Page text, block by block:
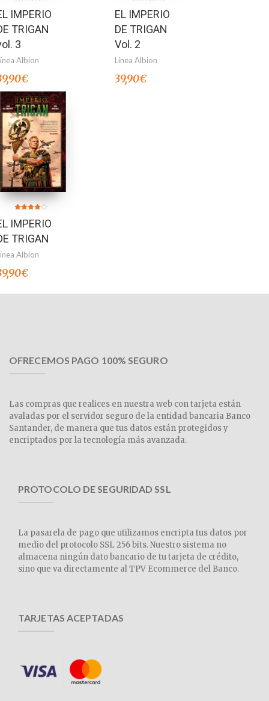
en
4.00
de 5
IMPERIO
TRIGAN
3
Albion
€
5.00
de 5
EL IMPERIO
DE TRIGAN
Vol. 2
Línea Albion
39,90€
en
4.00
de 5
IMPERIO
TRIGAN
Albion
€
OFRECEMOS PAGO 100% SEGURO
Las compras que realices en nuestra web con tarjeta están
avaladas por el servidor seguro de la entidad bancaria Banco
Santander, de manera que tus datos están protegidos y
encriptados por la tecnología más avanzada.
PROTOCOLO DE SEGURIDAD SSL
La pasarela de pago que utilizamos encripta tus datos por
medio del protocolo SSL 256 bits. Nuestro sistema no
almacena ningún dato bancario de tu tarjeta de crédito,
sino que va directamente al TPV Ecommerce del Banco.
TARJETAS ACEPTADAS